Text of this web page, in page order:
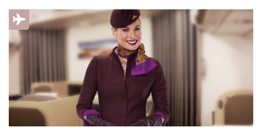
in de zakelijke reismarkt. Namens de luchtvaartmaatschappij
verzorgen Bas Gerressen (directeur KLM Nederland) en Jolanda
Stevens (Programmamanager Zero Emission Aviation) de
workshop.